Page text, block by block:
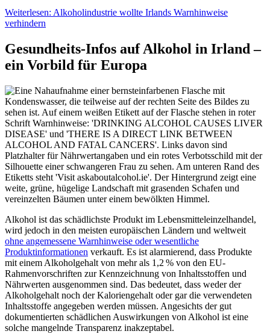
Weiterlesen: Alkoholindustrie wollte Irlands Warnhinweise
verhindern
Gesundheits-Infos auf Alkohol in Irland –
ein Vorbild für Europa
Alkohol ist das schädlichste Produkt im Lebensmitteleinzelhandel,
wird jedoch in den meisten europäischen Ländern und weltweit
ohne angemessene Warnhinweise oder wesentliche
Produktinformationen verkauft. Es ist alarmierend, dass Produkte
mit einem Alkoholgehalt von mehr als 1,2 % von den EU-
Rahmenvorschriften zur Kennzeichnung von Inhaltsstoffen und
Nährwerten ausgenommen sind. Das bedeutet, dass weder der
Alkoholgehalt noch der Kaloriengehalt oder gar die verwendeten
Inhaltsstoffe angegeben werden müssen. Angesichts der gut
dokumentierten schädlichen Auswirkungen von Alkohol ist eine
solche mangelnde Transparenz inakzeptabel.